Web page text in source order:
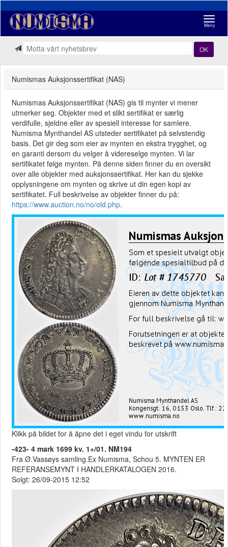
Meny
OK
Numismas Auksjonssertifikat (NAS)
Numismas Auksjonssertifikat (NAS) gis til mynter vi mener
utmerker seg. Objekter med et slikt sertifikat er særlig
verdifulle, sjeldne eller av spesiell interesse for samlere.
Numisma Mynthandel AS utsteder sertifikatet på selvstendig
basis. Det gir deg som eier av mynten en ekstra trygghet, og
en garanti dersom du velger å videreselge mynten. Vi lar
sertifikatet følge mynten. På denne siden finner du en oversikt
over alle objekter med auksjonssertifikat. Her kan du sjekke
opplysningene om mynten og skrive ut din egen kopi av
sertifikatet. Full beskrivelse av objekter finner du på:
https://www.auction.no/no/old.php.
Klikk på bildet for å åpne det i eget vindu for utskrift
-423- 4 mark 1699 kv. 1+/01. NM194
Fra Ø.Vassøys samling.Ex Numisma, Schou 5. MYNTEN ER
REFERANSEMYNT I HANDLERKATALOGEN 2016.
Solgt: 26/09-2015 12:52